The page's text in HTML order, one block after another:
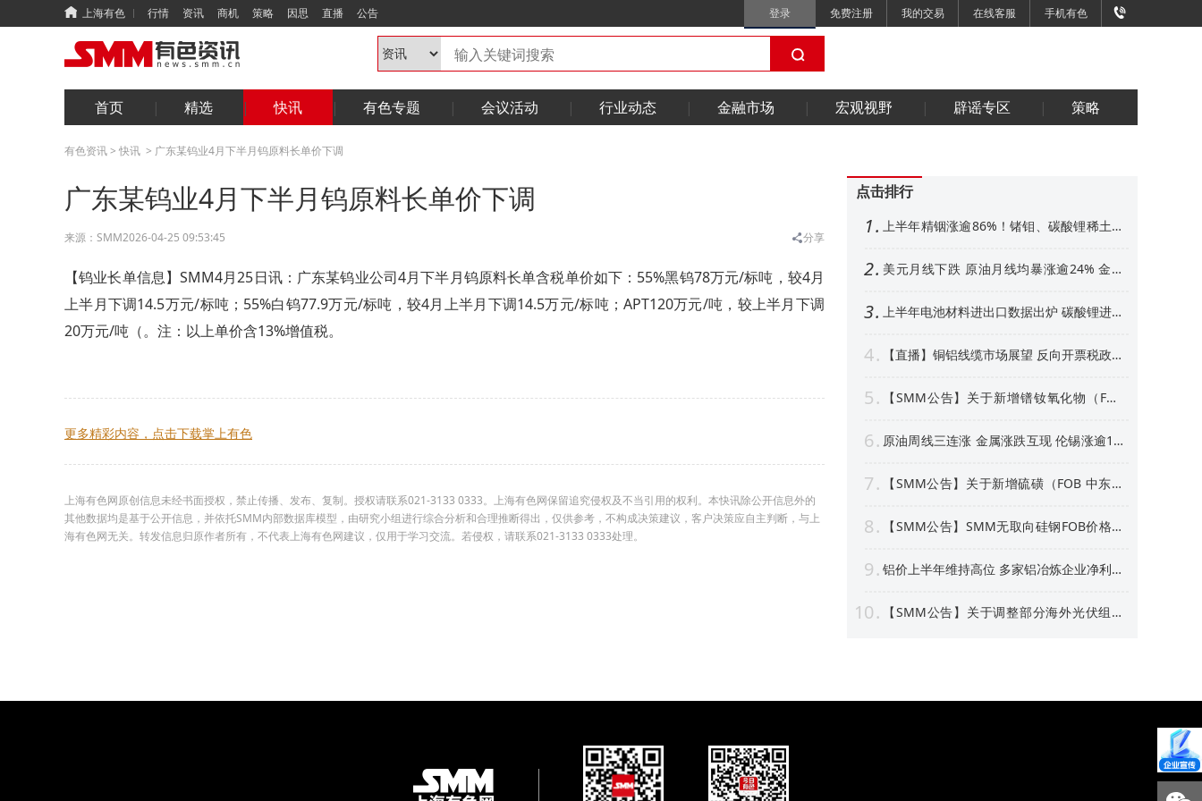
上海有色 行情 资讯 商机 策略 因思 直播 公告 登录 免费注册 我的交易 在线客服 手机有色
首页 精选 快讯 有色专题 会议活动 行业动态 金融市场 宏观视野 辟谣专区 策略
有色资讯> 快讯 > 广东某钨业4月下半月钨原料长单价下调
广东某钨业4月下半月钨原料长单价下调
来源： SMM2026-04-25 09:53:45 分享
【钨业长单信息】SMM4月25日讯：广东某钨业公司4月下半月钨原料长单含税单价如下：55%黑钨78万元/标吨，较4月
上半月下调14.5万元/标吨；55%白钨77.9万元/标吨，较4月上半月下调14.5万元/标吨；APT120万元/吨，较上半月下调
20万元/吨（。注：以上单价含13%增值税。
更多精彩内容，点击下载掌上有色
上海有色网原创信息未经书面授权，禁止传播、发布、复制。授权请联系021-3133 0333。上海有色网保留追究侵权及不当引用的权利。本快讯除公开信息外的
其他数据均是基于公开信息，并依托SMM内部数据库模型，由研究小组进行综合分析和合理推断得出，仅供参考，不构成决策建议，客户决策应自主判断，与上
海有色网无关。转发信息归原作者所有，不代表上海有色网建议，仅用于学习交流。若侵权，请联系021-3133 0333处理。
点击排行
1
上半年精铟涨逾86%！锗钼、碳酸锂稀土紧
2 美元月线下跌 原油月线均暴涨逾24% 金属
3 上半年电池材料进出口数据出炉 碳酸锂进口
4
【直播】铜铝线缆市场展望 反向开票税政形
5
【SMM公告】关于新增镨钕氧化物（FOB
6
原油周线三连涨 金属涨跌互现 伦锡涨逾1%
7
【SMM公告】关于新增硫磺（FOB 中东）
8
【SMM公告】SMM无取向硅钢FOB价格点
9 铝价上半年维持高位 多家铝冶炼企业净利预
10
【SMM公告】关于调整部分海外光伏组件